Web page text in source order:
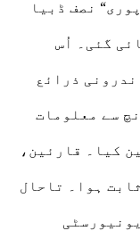
نصف ڈبیا
گئی۔ اُس
ذرائع
سے معلومات
کیا۔ قارئین،
ہوا۔ تاحال